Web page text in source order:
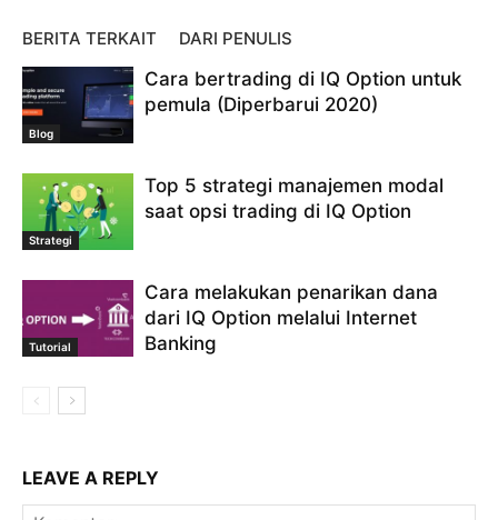
BERITA TERKAIT DARI PENULIS
Blog
Cara bertrading di IQ Option untuk
pemula (Diperbarui 2020)
Strategi
Top 5 strategi manajemen modal
saat opsi trading di IQ Option
Tutorial
Cara melakukan penarikan dana
dari IQ Option melalui Internet
Banking
LEAVE A REPLY